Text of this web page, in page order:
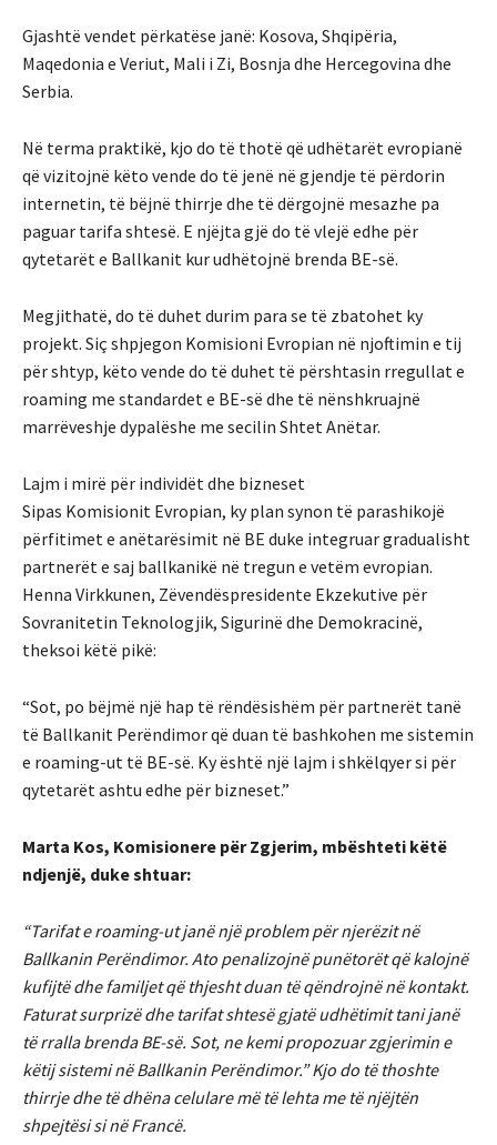
Gjashtë vendet përkatëse janë: Kosova, Shqipëria,
Maqedonia e Veriut, Mali i Zi, Bosnja dhe Hercegovina dhe
Serbia.
Në terma praktikë, kjo do të thotë që udhëtarët evropianë
që vizitojnë këto vende do të jenë në gjendje të përdorin
internetin, të bëjnë thirrje dhe të dërgojnë mesazhe pa
paguar tarifa shtesë. E njëjta gjë do të vlejë edhe për
qytetarët e Ballkanit kur udhëtojnë brenda BE-së.
Megjithatë, do të duhet durim para se të zbatohet ky
projekt. Siç shpjegon Komisioni Evropian në njoftimin e tij
për shtyp, këto vende do të duhet të përshtasin rregullat e
roaming me standardet e BE-së dhe të nënshkruajnë
marrëveshje dypalëshe me secilin Shtet Anëtar.
Lajm i mirë për individët dhe bizneset
Sipas Komisionit Evropian, ky plan synon të parashikojë
përfitimet e anëtarësimit në BE duke integruar gradualisht
partnerët e saj ballkanikë në tregun e vetëm evropian.
Henna Virkkunen, Zëvendëspresidente Ekzekutive për
Sovranitetin Teknologjik, Sigurinë dhe Demokracinë,
theksoi këtë pikë:
“Sot, po bëjmë një hap të rëndësishëm për partnerët tanë
të Ballkanit Perëndimor që duan të bashkohen me sistemin
e roaming-ut të BE-së. Ky është një lajm i shkëlqyer si për
qytetarët ashtu edhe për bizneset.”
Marta Kos, Komisionere për Zgjerim, mbështeti këtë
ndjenjë, duke shtuar:
“Tarifat e roaming-ut janë një problem për njerëzit në
Ballkanin Perëndimor. Ato penalizojnë punëtorët që kalojnë
kufijtë dhe familjet që thjesht duan të qëndrojnë në kontakt.
Faturat surprizë dhe tarifat shtesë gjatë udhëtimit tani janë
të rralla brenda BE-së. Sot, ne kemi propozuar zgjerimin e
këtij sistemi në Ballkanin Perëndimor.” Kjo do të thoshte
thirrje dhe të dhëna celulare më të lehta me të njëjtën
shpejtësi si në Francë.